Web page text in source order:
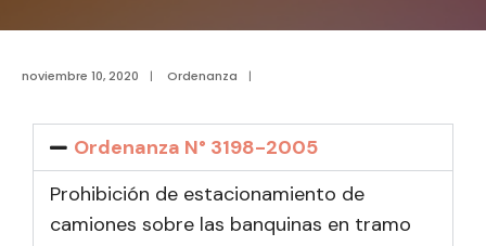
noviembre 10, 2020 | Ordenanza |
Ordenanza N° 3198-2005
Prohibición de estacionamiento de
camiones sobre las banquinas en tramo